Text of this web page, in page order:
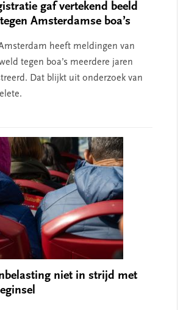
gaf vertekend beeld
Amsterdamse boa’s
heeft meldingen van
tegen boa’s meerdere jaren
Dat blijkt uit onderzoek van
niet in strijd met